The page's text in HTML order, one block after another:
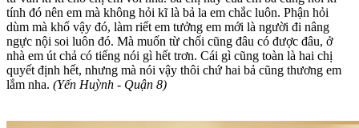
tính đó nên em mà không hỏi kĩ là bả la em chắc luôn. Phận hỏi
dùm mà khổ vậy đó, làm riết em tưởng em mới là người đi nâng
ngực nội soi luôn đó. Mà muốn từ chối cũng đâu có được đâu, ở
nhà em út chả có tiếng nói gì hết trơn. Cái gì cũng toàn là hai chị
quyết định hết, nhưng mà nói vậy thôi chứ hai bả cũng thương em
lắm nha. (Yến Huỳnh - Quận 8)